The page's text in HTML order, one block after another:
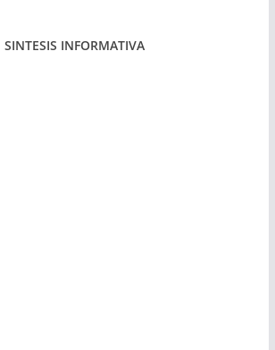
SINTESIS INFORMATIVA